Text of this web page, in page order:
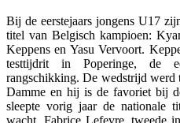
Bij de eerstejaars jongens U17
titel van Belgisch kampioen:
Keppens en Yasu Vervoort.
testtijdrit in Poperinge, de
rangschikking. De wedstrijd werd
Damme en hij is de favoriet bij
sleepte vorig jaar de nationale